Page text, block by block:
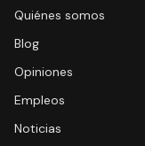
Quiénes somos
Blog
Opiniones
Empleos
Noticias